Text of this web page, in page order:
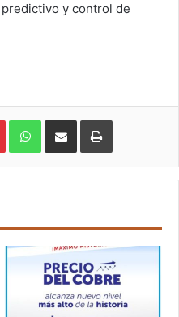
y control de
Pinterest WhatsApp